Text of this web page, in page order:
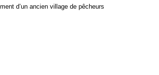
d’un ancien village de pêcheurs